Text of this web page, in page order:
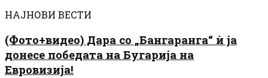
НАЈНОВИ ВЕСТИ
(Фото+видео) Дара со „Бангаранга“ ѝ ја
донесе победата на Бугарија на
Евровизија!